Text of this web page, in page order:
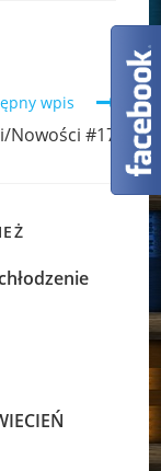
wpis
Nowości #17